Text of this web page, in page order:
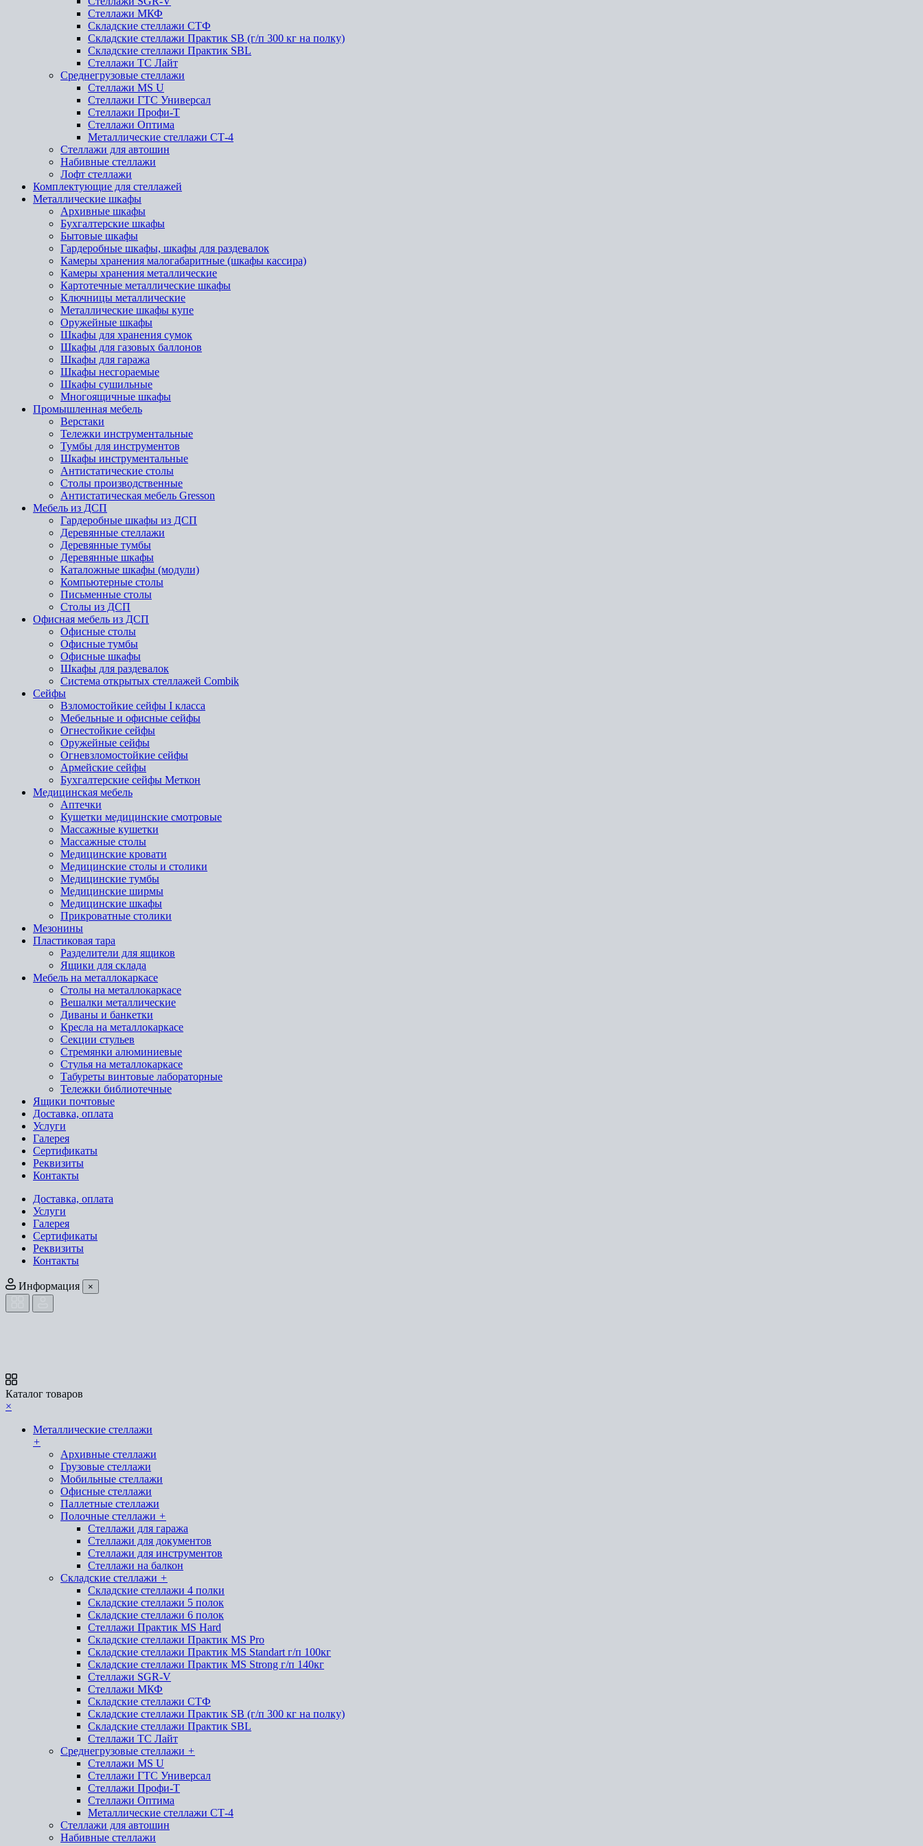
Стеллажи МКФ
Складские стеллажи СТФ
Складские стеллажи Практик SB (г/п 300 кг на полку)
Складские стеллажи Практик SBL
Стеллажи ТС Лайт
Среднегрузовые стеллажи
Стеллажи MS U
Стеллажи ГТС Универсал
Стеллажи Профи-Т
Стеллажи Оптима
Металлические стеллажи СТ-4
Стеллажи для автошин
Набивные стеллажи
Лофт стеллажи
Комплектующие для стеллажей
Металлические шкафы
Архивные шкафы
Бухгалтерские шкафы
Бытовые шкафы
Гардеробные шкафы, шкафы для раздевалок
Камеры хранения малогабаритные (шкафы кассира)
Камеры хранения металлические
Картотечные металлические шкафы
Ключницы металлические
Металлические шкафы купе
Оружейные шкафы
Шкафы для хранения сумок
Шкафы для газовых баллонов
Шкафы для гаража
Шкафы несгораемые
Шкафы сушильные
Многоящичные шкафы
Промышленная мебель
Верстаки
Тележки инструментальные
Тумбы для инструментов
Шкафы инструментальные
Антистатические столы
Столы производственные
Антистатическая мебель Gresson
Мебель из ДСП
Гардеробные шкафы из ДСП
Деревянные стеллажи
Деревянные тумбы
Деревянные шкафы
Каталожные шкафы (модули)
Компьютерные столы
Письменные столы
Столы из ДСП
Офисная мебель из ДСП
Офисные столы
Офисные тумбы
Офисные шкафы
Шкафы для раздевалок
Система открытых стеллажей Combik
Сейфы
Взломостойкие сейфы I класса
Мебельные и офисные сейфы
Огнестойкие сейфы
Оружейные сейфы
Огневзломостойкие сейфы
Армейские сейфы
Бухгалтерские сейфы Меткон
Медицинская мебель
Аптечки
Кушетки медицинские смотровые
Массажные кушетки
Массажные столы
Медицинские кровати
Медицинские столы и столики
Медицинские тумбы
Медицинские ширмы
Медицинские шкафы
Прикроватные столики
Мезонины
Пластиковая тара
Разделители для ящиков
Ящики для склада
Мебель на металлокаркасе
Cтолы на металлокаркасе
Вешалки металлические
Диваны и банкетки
Кресла на металлокаркасе
Секции стульев
Стремянки алюминиевые
Стулья на металлокаркасе
Табуреты винтовые лабораторные
Тележки библиотечные
Ящики почтовые
Доставка, оплата
Услуги
Галерея
Сертификаты
Реквизиты
Контакты
Доставка, оплата
Услуги
Галерея
Сертификаты
Реквизиты
Контакты
Информация ×
Каталог товаров
×
Металлические стеллажи
+
Архивные стеллажи
Грузовые стеллажи
Мобильные стеллажи
Офисные стеллажи
Паллетные стеллажи
Полочные стеллажи +
Стеллажи для гаража
Стеллажи для документов
Стеллажи для инструментов
Стеллажи на балкон
Складские стеллажи +
Складские стеллажи 4 полки
Складские стеллажи 5 полок
Складские стеллажи 6 полок
Стеллажи Практик MS Hard
Складские стеллажи Практик MS Pro
Складские стеллажи Практик MS Standart г/п 100кг
Складские стеллажи Практик MS Strong г/п 140кг
Стеллажи SGR-V
Стеллажи МКФ
Складские стеллажи СТФ
Складские стеллажи Практик SB (г/п 300 кг на полку)
Складские стеллажи Практик SBL
Стеллажи ТС Лайт
Среднегрузовые стеллажи +
Стеллажи MS U
Стеллажи ГТС Универсал
Стеллажи Профи-Т
Стеллажи Оптима
Металлические стеллажи СТ-4
Стеллажи для автошин
Набивные стеллажи